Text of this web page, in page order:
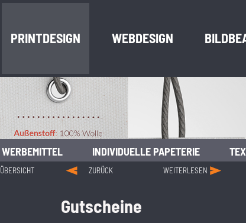
PRINTDESIGN WEBDESIGN
WERBEMITTEL INDIVIDUELLE PAPETERIE
ÜBERSICHT ZURÜCK WEITERLESEN
Gutscheine